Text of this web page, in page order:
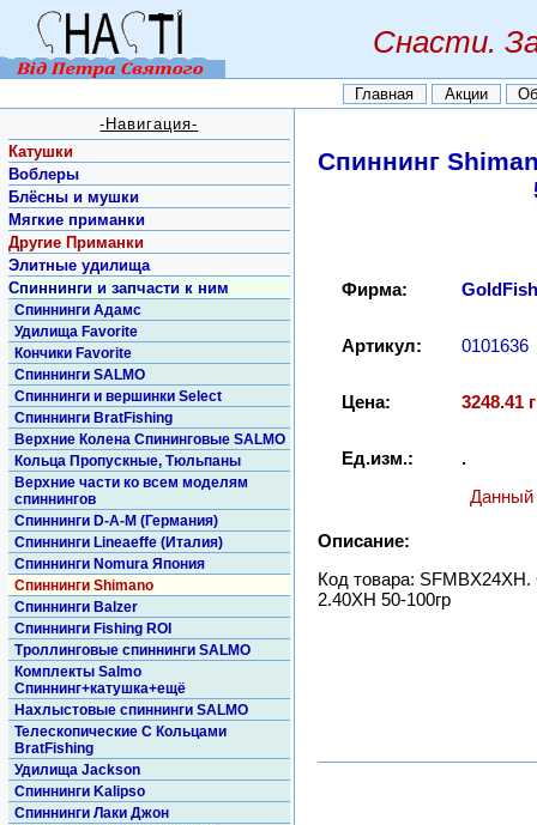
Снасти.
Главная Акции
Спиннинг
Фирма: GoldFish
Артикул: 0101636
Цена: 3248.41
Ед.изм.:
.
Данный
Описание:
Код товара:
2.40XH 50-100гр
-Навигация-
Катушки
Воблеры
Блёсны и мушки
Мягкие приманки
Другие Приманки
Элитные удилища
Спиннинги и запчасти к ним
Спиннинги Адамс
Удилища Favorite
Кончики Favorite
Спиннинги SALMO
Спиннинги и вершинки Select
Спиннинги BratFishing
Верхние Колена Спининговые SALMO
Кольца Пропускные, Тюльпаны
Верхние части ко всем моделям
спиннингов
Спиннинги D-A-M (Германия)
Спиннинги Lineaeffe (Италия)
Спиннинги Nomura Япония
Спиннинги Shimano
Спиннинги Balzer
Спиннинги Fishing ROI
Троллинговые спиннинги SALMO
Комплекты Salmo
Спиннинг+катушка+ещё
Нахлыстовые спиннинги SALMO
Телескопические С Кольцами
BratFishing
Удилища Jackson
Спиннинги Kalipso
Спиннинги Лаки Джон